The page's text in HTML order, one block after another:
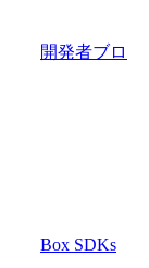
開発者ブロ
Box SDKs